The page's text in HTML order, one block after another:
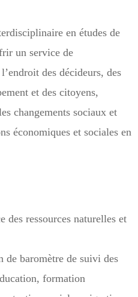
en études de
un service de
des décideurs, des
et des citoyens,
changements sociaux et
économiques et sociales en
des ressources naturelles et
de baromètre de suivi des
formation